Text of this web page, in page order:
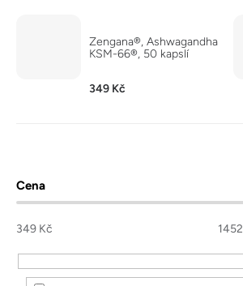
Zengana®, Ashwagandha
KSM-66®, 50 kapslí
349 Kč
P
o
s
t
r
Cena
349 Kč 1452